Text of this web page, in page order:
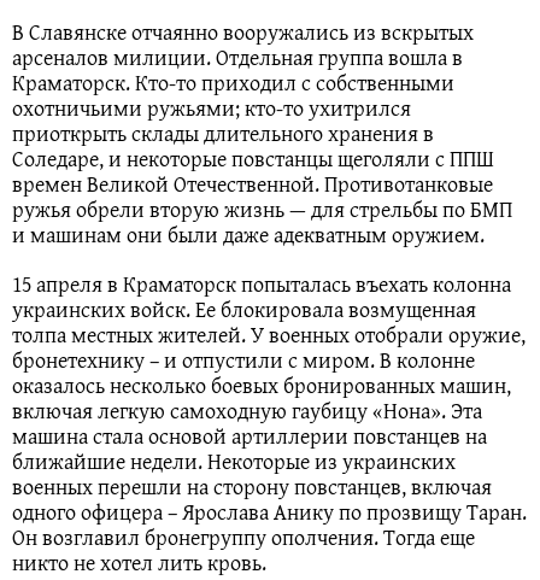
В Славянске отчаянно вооружались из вскрытых
арсеналов милиции. Отдельная группа вошла в
Краматорск. Кто-то приходил с собственными
охотничьими ружьями; кто-то ухитрился
приоткрыть склады длительного хранения в
Соледаре, и некоторые повстанцы щеголяли с ППШ
времен Великой Отечественной. Противотанковые
ружья обрели вторую жизнь — для стрельбы по БМП
и машинам они были даже адекватным оружием.
15 апреля в Краматорск попыталась въехать колонна
украинских войск. Ее блокировала возмущенная
толпа местных жителей. У военных отобрали оружие,
бронетехнику – и отпустили с миром. В колонне
оказалось несколько боевых бронированных машин,
включая легкую самоходную гаубицу «Нона». Эта
машина стала основой артиллерии повстанцев на
ближайшие недели. Некоторые из украинских
военных перешли на сторону повстанцев, включая
одного офицера – Ярослава Анику по прозвищу Таран.
Он возглавил бронегруппу ополчения. Тогда еще
никто не хотел лить кровь.